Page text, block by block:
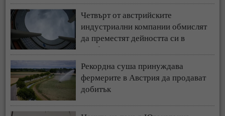
Четвърт от австрийските
индустриални компании обмислят
да преместят дейността си в
чужбина
Рекордна суша принуждава
фермерите в Австрия да продават
добитък